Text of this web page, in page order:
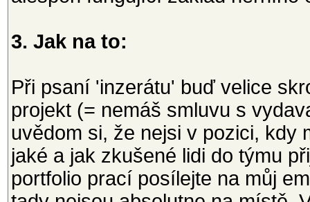
3. Jak na to:
Při psaní 'inzerátu' buď velice
projekt (= nemáš smluvu s
uvědom si, že nejsi v pozici, kdy
jaké a jak zkušené lidi do týmu
portfolio prací posílejte na můj